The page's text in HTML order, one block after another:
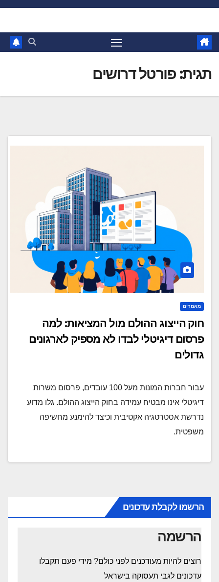
Skip
content
תגית: פורטל דרושים
מאמרים
חוק הייצוג ההולם מול המציאות: למה
פרסום דיגיטלי לבדו לא מספיק לארגונים
גדולים
עבור חברות המונות מעל 100 עובדים, פרסום משרות
דיגיטלי אינו מבטיח עמידה בחוק הייצוג ההולם. גלו מדוע
נדרשת אסטרטגיה אקטיבית וכיצד להימנע מחשיפה
משפטית.
הרשמו לקבלת עדכונים
הרשמה
רוצים להיות מעודכנים לפני כולם? מידי פעם תקבלו
עדכונים לגבי תעסוקה בישראל